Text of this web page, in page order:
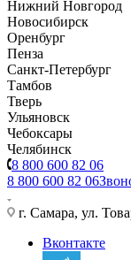
Нижний Новгород
Новосибирск
Оренбург
Пенза
Санкт-Петербург
Тамбов
Тверь
Ульяновск
Чебоксары
Челябинск
8 800 600 82 06
8 800 600 82 06
г. Самара, ул.
Вконтакте